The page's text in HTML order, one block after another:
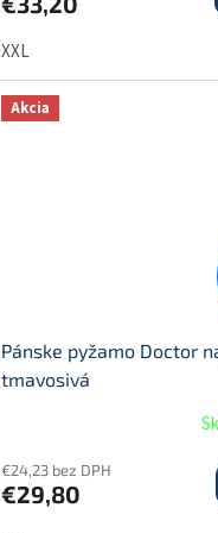
XXL
Akcia
Pánske pyžamo Doctor
tmavosivá
€24,23 bez DPH
€29,80